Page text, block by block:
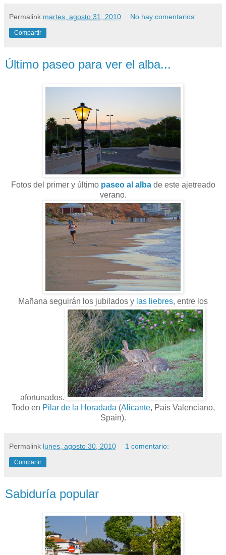
Permalink martes, agosto 31, 2010 No hay comentarios:
Compartir
Último paseo para ver el alba...
Fotos del primer y último paseo al alba de este ajetreado
verano.
Mañana seguirán los jubilados y las liebres, entre los
afortunados.
Todo en Pilar de la Horadada (Alicante, País Valenciano,
Spain).
Permalink lunes, agosto 30, 2010 1 comentario:
Compartir
Sabiduría popular